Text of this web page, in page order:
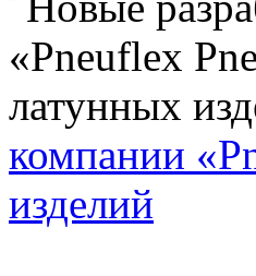
компании
изделий